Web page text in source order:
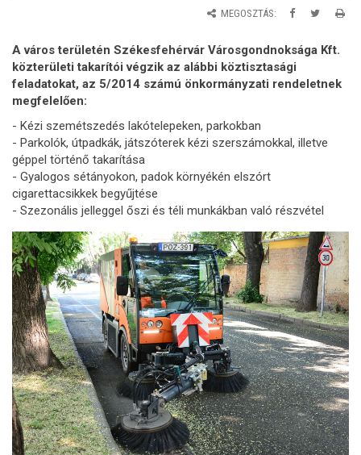
MEGOSZTÁS:
A város területén Székesfehérvár Városgondnoksága Kft.
közterületi takarítói végzik az alábbi köztisztasági
feladatokat, az 5/2014 számú önkormányzati rendeletnek
megfelelően:
- Kézi szemétszedés lakótelepeken, parkokban
- Parkolók, útpadkák, játszóterek kézi szerszámokkal, illetve
géppel történő takarítása
- Gyalogos sétányokon, padok környékén elszórt
cigarettacsikkek begyűjtése
- Szezonális jelleggel őszi és téli munkákban való részvétel